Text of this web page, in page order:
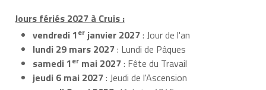
Jours fériés 2027 à Cruis :
vendredi 1er janvier 2027: Jour de l'an
lundi 29 mars 2027: Lundi de Pâques
samedi 1er mai 2027: Fête du Travail
jeudi 6 mai 2027: Jeudi de l'Ascension